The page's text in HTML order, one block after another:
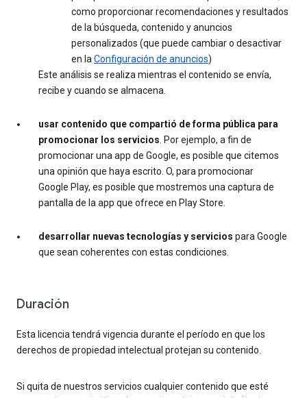
como proporcionar recomendaciones y resultados
de la búsqueda, contenido y anuncios
personalizados (que puede cambiar o desactivar
en laConfiguración de anuncios)
Este análisis se realiza mientras el contenido se envía,
recibe y cuando se almacena.
usar contenido que compartió de forma pública para
promocionar los servicios. Por ejemplo, a fin de
promocionar una app de Google, es posible que citemos
una opinión que haya escrito. O, para promocionar
Google Play, es posible que mostremos una captura de
pantalla de la app que ofrece en Play Store.
desarrollar nuevas tecnologías y servicios para Google
que sean coherentes con estas condiciones.
Duración
Esta licencia tendrá vigencia durante el período en que los
derechos de propiedad intelectual protejan su contenido.
Si quita de nuestros servicios cualquier contenido que esté